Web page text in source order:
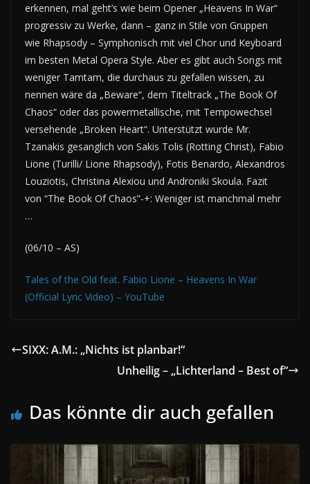
erkennen, mal geht’s wie beim Opener „Heavens In War“
progressiv zu Werke, dann – ganz in Stile von Gruppen
wie Rhapsody – Symphonisch mit viel Chor und Keyboard
im besten Metal Opera Style. Aber es gibt auch Songs mit
weniger Tamtam, die durchaus zu gefallen wissen, zu
nennen wäre da „Beware“, dem Titeltrack „The Book Of
Chaos“ oder das powermetallische, mit Tempowechsel
versehende „Broken Heart“. Unterstützt wurde Mr.
Tzanakis gesanglich von Sakis Tolis (Rotting Christ), Fabio
Lione (Turilli/ Lione Rhapsody), Fotis Benardo, Alexandros
Louziotis, Christina Alexiou und Androniki Skoula. Fazit
von “The Book Of Chaos”-+: Weniger ist manchmal mehr
…
(06/10 – AS)
Tales of the Old feat. Fabio Lione – Heavens In War
(Official Lyric Video) – YouTube
SIXX: A.M.: „Nichts ist planbar!“
Unheilig – „Lichterland – Best of“
Das könnte dir auch gefallen